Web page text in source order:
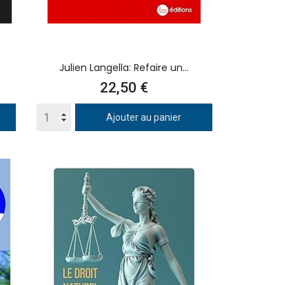
Julien Langella: Refaire un...
Prix
22,50 €
Ajouter au panier